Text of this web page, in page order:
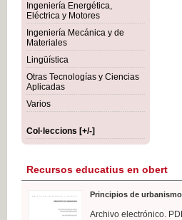
Ingeniería Energética,
Eléctrica y Motores
Ingeniería Mecánica y de
Materiales
Lingüística
Otras Tecnologías y Ciencias
Aplicadas
Varios
Col·leccions [+/-]
Recursos educatius en obert
Principios de
Archivo electrónico.